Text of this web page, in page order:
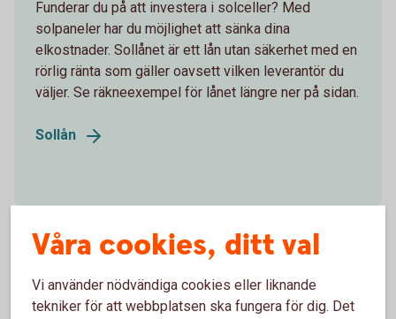
Funderar du på att investera i solceller? Med
solpaneler har du möjlighet att sänka dina
elkostnader. Sollånet är ett lån utan säkerhet med en
rörlig ränta som gäller oavsett vilken leverantör du
väljer. Se räkneexempel för lånet längre ner på sidan.
Sollån
Tips – så kan du minska din
Våra cookies, ditt val
Vi använder nödvändiga cookies eller liknande
tekniker för att webbplatsen ska fungera för dig. Det